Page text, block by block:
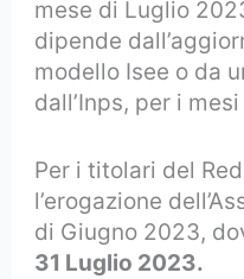
mese di Luglio
dipende
modello Isee o da
dall’Inps, per i
Per i titolari del
l’erogazione
di Giugno 2023,
31 Luglio 2023.